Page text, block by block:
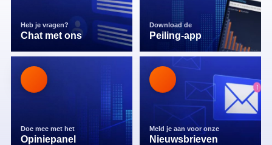
Heb je vragen?
Chat met ons
Download de
Peiling-app
Doe mee met het
Opiniepanel
Meld je aan voor onze
Nieuwsbrieven